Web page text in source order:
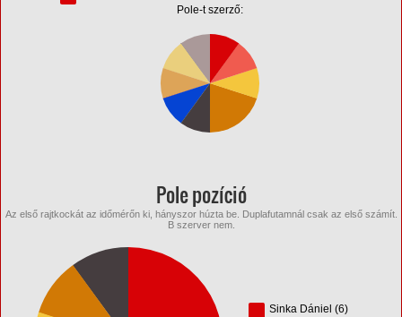
Pole-t szerző:
Pole pozíció
Az első rajtkockát az időmérőn ki, hányszor húzta be. Duplafutamnál csak az első számít.
B szerver nem.
Sinka Dániel (6)